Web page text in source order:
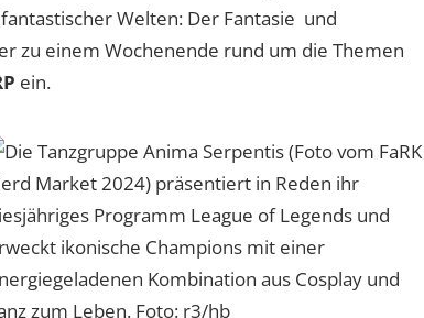
Welten: Der Fantasie und
zu einem Wochenende rund um die Themen
ein.